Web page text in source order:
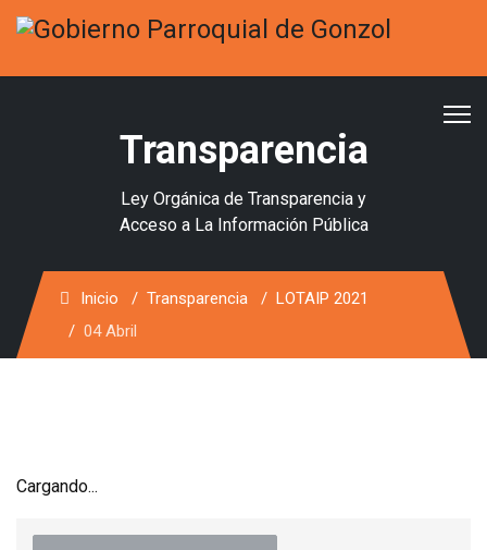
Transparencia
Ley Orgánica de Transparencia y
Acceso a La Información Pública
Inicio Transparencia
LOTAIP 2021
04 Abril
Cargando...